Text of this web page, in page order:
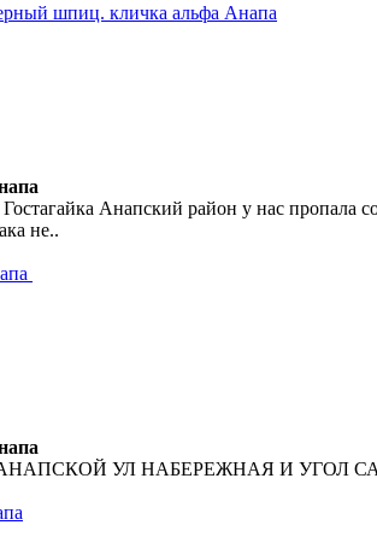
шпиц. кличка альфа Анапа
Анапский район у нас
не..
УЛ НАБЕРЕЖНАЯ И УГОЛ